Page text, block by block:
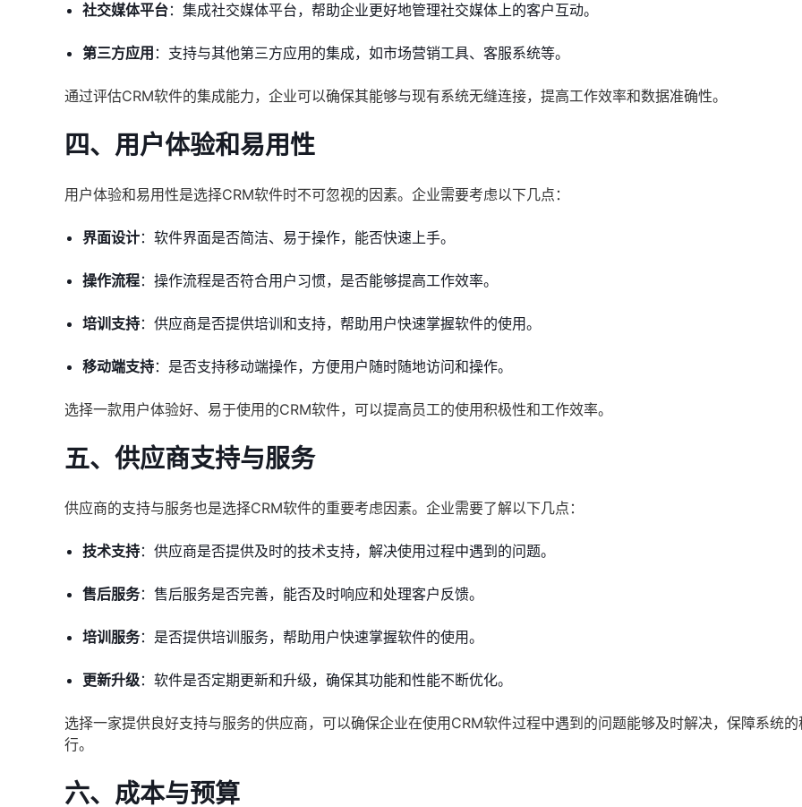
社交媒体平台：集成社交媒体平台，帮助企业更好地管理社交媒体上的客户互动。
第三方应用 ：支持与其他第三方应用的集成，如市场营销工具、客服系统等。
通过评估CRM软件的集成能力，企业可以确保其能够与现有系统无缝连接，提高工作效率和数据准确性。
四、用户体验和易用性
用户体验和易用性是选择CRM软件时不可忽视的因素。企业需要考虑以下几点：
界面设计：软件界面是否简洁、易于操作，能否快速上手。
操作流程：操作流程是否符合用户习惯，是否能够提高工作效率。
培训支持：供应商是否提供培训和支持，帮助用户快速掌握软件的使用。
移动端支持：是否支持移动端操作，方便用户随时随地访问和操作。
选择一款用户体验好、易于使用的CRM软件，可以提高员工的使用积极性和工作效率。
五、供应商支持与服务
供应商的支持与服务也是选择CRM软件的重要考虑因素。企业需要了解以下几点：
技术支持：供应商是否提供及时的技术支持，解决使用过程中遇到的问题。
售后服务：售后服务是否完善，能否及时响应和处理客户反馈。
培训服务：是否提供培训服务，帮助用户快速掌握软件的使用。
更新升级：软件是否定期更新和升级，确保其功能和性能不断优化。
选择一家提供良好支持与服务的供应商，可以确保企业在使用CRM软件过程中遇到的问题能够及时解决，保障系统
行。
六、成本与预算